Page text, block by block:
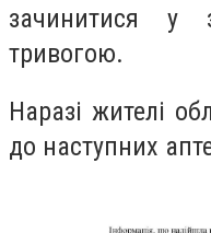
зачинитися у
тривогою.
Наразі жителі
до наступних